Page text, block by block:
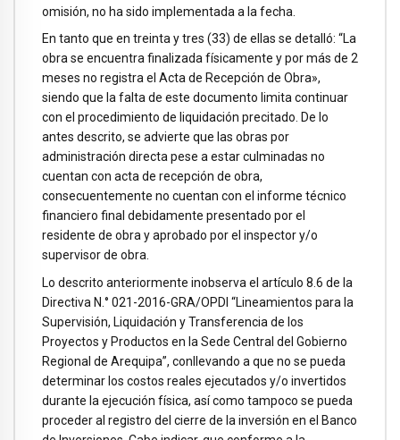
omisión, no ha sido implementada a la fecha.
En tanto que en treinta y tres (33) de ellas se detalló: “La
obra se encuentra finalizada físicamente y por más de 2
meses no registra el Acta de Recepción de Obra»,
siendo que la falta de este documento limita continuar
con el procedimiento de liquidación precitado. De lo
antes descrito, se advierte que las obras por
administración directa pese a estar culminadas no
cuentan con acta de recepción de obra,
consecuentemente no cuentan con el informe técnico
financiero final debidamente presentado por el
residente de obra y aprobado por el inspector y/o
supervisor de obra.
Lo descrito anteriormente inobserva el artículo 8.6 de la
Directiva N.° 021-2016-GRA/OPDI “Lineamientos para la
Supervisión, Liquidación y Transferencia de los
Proyectos y Productos en la Sede Central del Gobierno
Regional de Arequipa”, conllevando a que no se pueda
determinar los costos reales ejecutados y/o invertidos
durante la ejecución física, así como tampoco se pueda
proceder al registro del cierre de la inversión en el Banco